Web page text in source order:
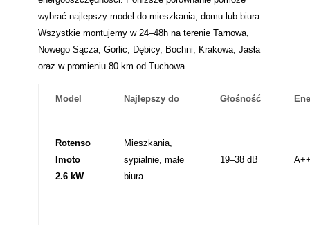
wybrać najlepszy model do mieszkania, domu lub biura.
Wszystkie montujemy w 24–48h na terenie Tarnowa,
Nowego Sącza, Gorlic, Dębicy, Bochni, Krakowa, Jasła
oraz w promieniu 80 km od Tuchowa.
Model Najlepszy do Głośność
Rotenso
Imoto
2.6 kW
Mieszkania,
sypialnie, małe
biura
19–38 dB